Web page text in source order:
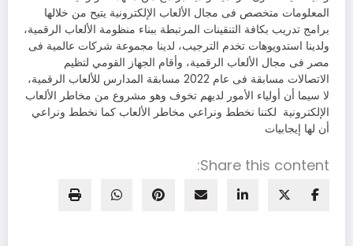
المعلومات متخصص فى مجال الألعاب الإلكترونية يتيح من خلالها
برامج تدريب بكافة التنقينات المرتبطة ببناء منظومة الألعاب الرقمية،
ولدينا استدويوهات تخدم الترجيب، لدينا مجموعة شركات عالمية فى
مصر فى مجال الألعاب الرقمية، وأقام الجهاز القومي لتظيم
الاتصالات مسابقة فى عام 2022 مسابقة المدارس للألعاب الرقمية،
لا سيما أن أولياء الأمور لديهم تخوف وهو مشروع من مخاطر الألعاب
الإلكترونية لكننا نخطط ونراعي مخاطر الألعاب كما نخطط ونراعي
أن لها إيجابيات
Share this content: